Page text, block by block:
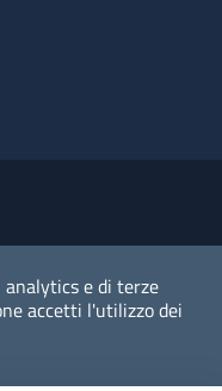
e di terze
accetti l'utilizzo dei